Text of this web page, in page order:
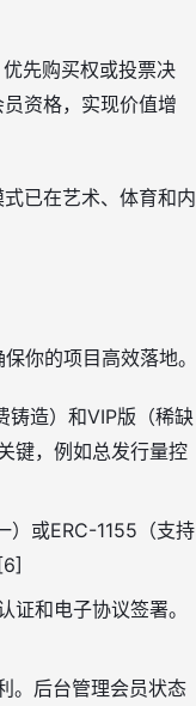
先购买权或投票决
资格，实现价值增
已在艺术、体育和内
你的项目高效落地。
铸造）和VIP版（稀缺
键，例如总发行量控
）或ERC-1155（支持
和电子协议签署。
。后台管理会员状态